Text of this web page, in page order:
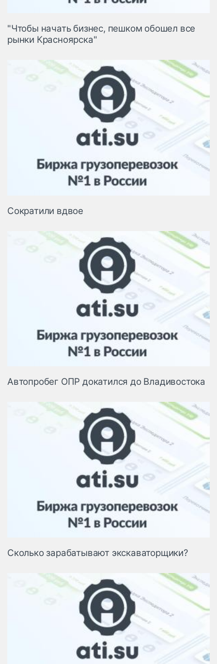
"Чтобы начать бизнес, пешком обошел все
рынки Красноярска"
Сократили вдвое
Автопробег ОПР докатился до Владивостока
Сколько зарабатывают экскаваторщики?